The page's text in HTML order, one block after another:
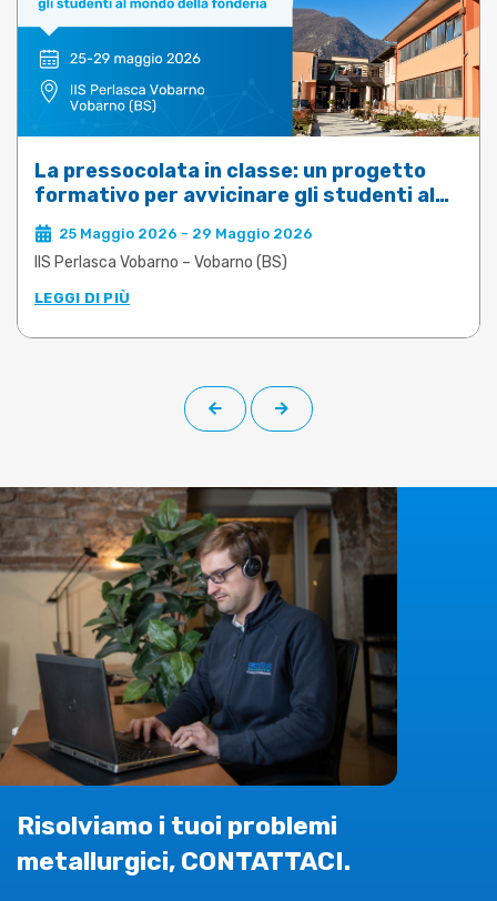
La pressocolata in classe: un progetto
formativo per avvicinare gli studenti al
mondo della fonderia
25 Maggio 2026 - 29 Maggio 2026
IIS Perlasca Vobarno – Vobarno (BS)
LEGGI DI PIÙ
Risolviamo i tuoi problemi
metallurgici, CONTATTACI.